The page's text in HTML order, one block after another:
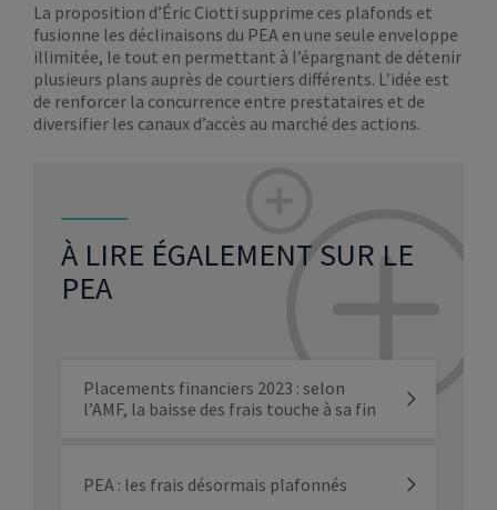
La proposition d’Éric Ciotti supprime ces plafonds et
fusionne les déclinaisons du PEA en une seule enveloppe
illimitée, le tout en permettant à l’épargnant de détenir
plusieurs plans auprès de courtiers différents. L’idée est
de renforcer la concurrence entre prestataires et de
diversifier les canaux d’accès au marché des actions.
À LIRE ÉGALEMENT SUR LE
PEA
Placements financiers 2023 : selon
l’AMF, la baisse des frais touche à sa fin
PEA : les frais désormais plafonnés